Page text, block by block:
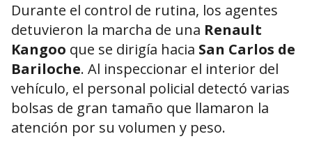
Durante el control de rutina, los agentes
detuvieron la marcha de una Renault
Kangoo que se dirigía hacia San Carlos de
Bariloche. Al inspeccionar el interior del
vehículo, el personal policial detectó varias
bolsas de gran tamaño que llamaron la
atención por su volumen y peso.